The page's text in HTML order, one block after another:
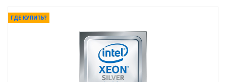
ГДЕ КУПИТЬ?